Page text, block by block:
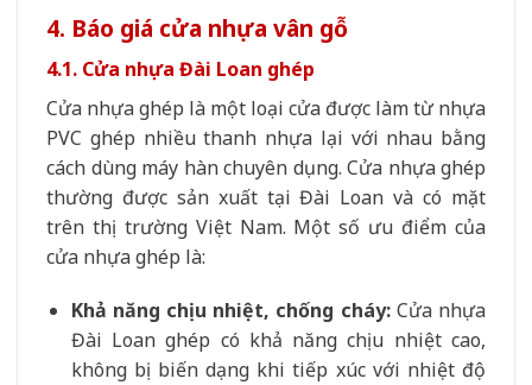
4. Báo giá cửa nhựa vân gỗ
4.1. Cửa nhựa Đài Loan ghép
Cửa nhựa ghép là một loại cửa được làm từ nhựa
PVC ghép nhiều thanh nhựa lại với nhau bằng
cách dùng máy hàn chuyên dụng. Cửa nhựa ghép
thường được sản xuất tại Đài Loan và có mặt
trên thị trường Việt Nam. Một số ưu điểm của
cửa nhựa ghép là:
Khả năng chịu nhiệt, chống cháy:Cửa nhựa
Đài Loan ghép có khả năng chịu nhiệt cao,
không bị biến dạng khi tiếp xúc với nhiệt độ